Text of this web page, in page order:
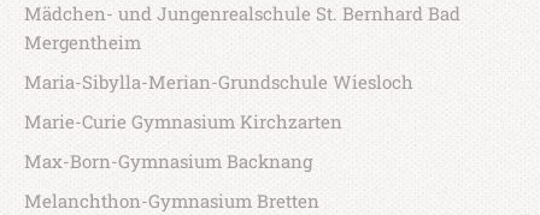
Mädchen- und Jungenrealschule St. Bernhard Bad
Mergentheim
Maria-Sibylla-Merian-Grundschule Wiesloch
Marie-Curie Gymnasium Kirchzarten
Max-Born-Gymnasium Backnang
Melanchthon-Gymnasium Bretten